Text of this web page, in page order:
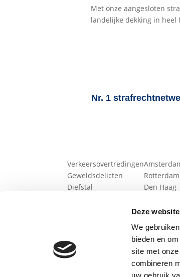
Deze
We
bieden en
site met
combineren
Met onze aangesloten
landelijke dekking in heel
Nr. 1
Verkeersovertredingen
Geweldsdelicten
Diefstal
Zedendelicten
Rotterdam
Den Haag
Eindhoven
Tilburg
Almere
Alle